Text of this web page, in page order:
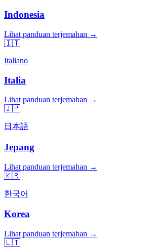
Indonesia
Lihat panduan terjemahan →
🇮🇹
Italiano
Italia
Lihat panduan terjemahan →
🇯🇵
日本語
Jepang
Lihat panduan terjemahan →
🇰🇷
한국어
Korea
Lihat panduan terjemahan →
🇱🇹